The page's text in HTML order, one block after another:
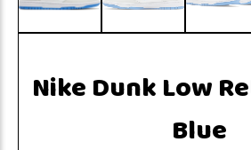
Nike Dunk Low
Blue